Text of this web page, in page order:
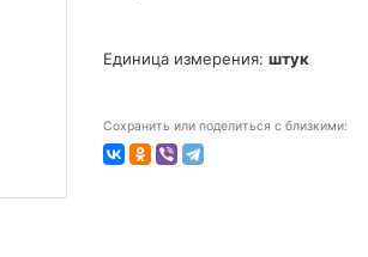
Единица измерения: штук
Сохранить или поделиться с близкими: